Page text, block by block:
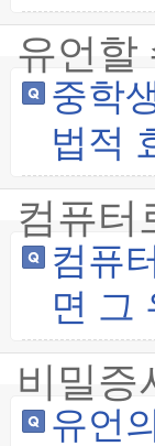
유언할
중학
법적
컴퓨터
컴퓨
면 그
비밀증
유언